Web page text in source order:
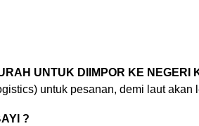
UNTUK DIIMPOR KE NEGERI
untuk pesanan, demi laut akan
?